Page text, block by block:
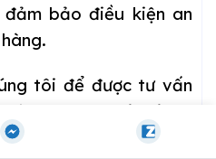
bảo điều kiện an
tôi để được tư vấn
cách âm xe hơi tại
nhanh chóng.